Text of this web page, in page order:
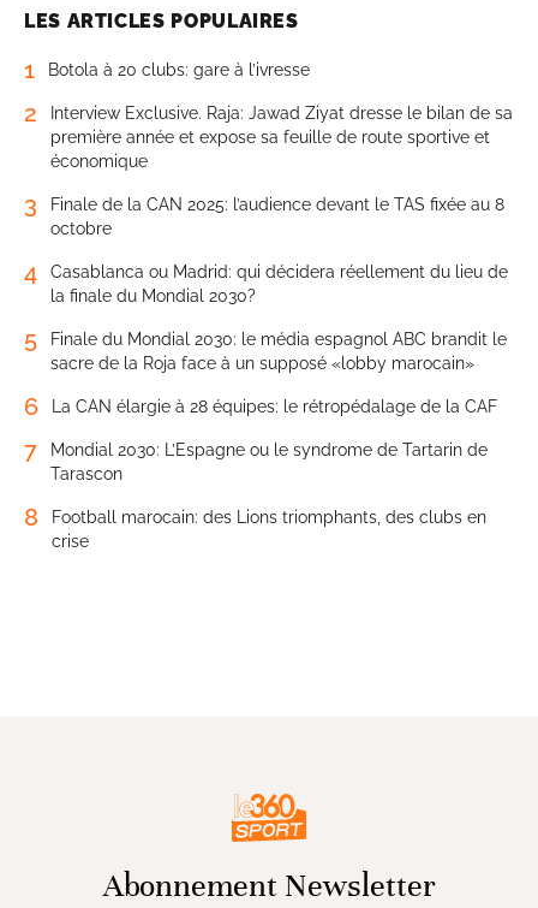
LES ARTICLES POPULAIRES
1 Botola à 20 clubs: gare à l’ivresse
2
Interview Exclusive. Raja: Jawad Ziyat dresse le bilan de sa
première année et expose sa feuille de route sportive et
économique
3
Finale de la CAN 2025: l’audience devant le TAS fixée au 8
octobre
4
Casablanca ou Madrid: qui décidera réellement du lieu de
la finale du Mondial 2030?
5
Finale du Mondial 2030: le média espagnol ABC brandit le
sacre de la Roja face à un supposé «lobby marocain»
6 La CAN élargie à 28 équipes: le rétropédalage de la CAF
7
Mondial 2030: L’Espagne ou le syndrome de Tartarin de
Tarascon
8
Football marocain: des Lions triomphants, des clubs en
crise
Abonnement Newsletter